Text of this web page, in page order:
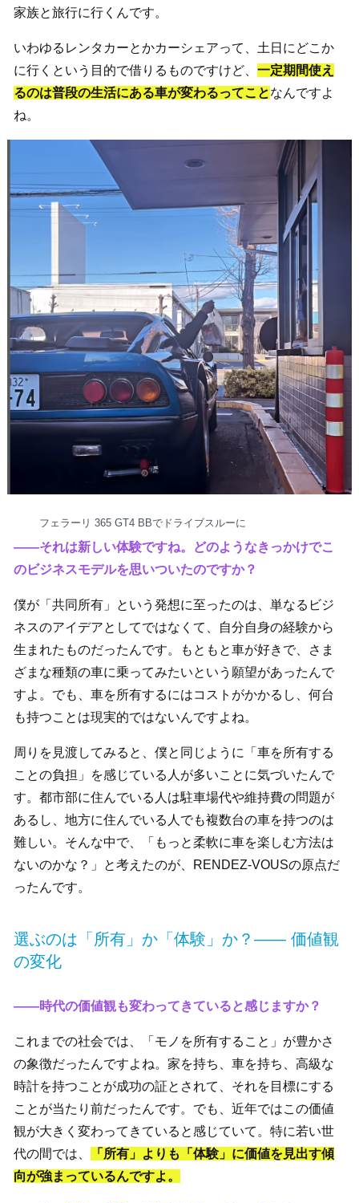
家族と旅行に行くんです。
いわゆるレンタカーとかカーシェアって、土日にどこか
に行くという目的で借りるものですけど、 一定期間使え
るのは普段の生活にある車が変わるってことなんですよ
ね。
フェラーリ 365 GT4 BBでドライブスルーに
――それは新しい体験ですね。どのようなきっかけでこ
のビジネスモデルを思いついたのですか？
僕が「共同所有」という発想に至ったのは、単なるビジ
ネスのアイデアとしてではなくて、自分自身の経験から
生まれたものだったんです。もともと車が好きで、さま
ざまな種類の車に乗ってみたいという願望があったんで
すよ。でも、車を所有するにはコストがかかるし、何台
も持つことは現実的ではないんですよね。
周りを見渡してみると、僕と同じように「車を所有する
ことの負担」を感じている人が多いことに気づいたんで
す。都市部に住んでいる人は駐車場代や維持費の問題が
あるし、地方に住んでいる人でも複数台の車を持つのは
難しい。そんな中で、「もっと柔軟に車を楽しむ方法は
ないのかな？」と考えたのが、RENDEZ-VOUSの原点だ
ったんです。
選ぶのは「所有」か「体験」か？―― 価値観
の変化
――時代の価値観も変わってきていると感じますか？
これまでの社会では、「モノを所有すること」が豊かさ
の象徴だったんですよね。家を持ち、車を持ち、高級な
時計を持つことが成功の証とされて、それを目標にする
ことが当たり前だったんです。でも、近年ではこの価値
観が大きく変わってきていると感じていて。特に若い世
代の間では、
「所有」よりも「体験」に価値を見出す傾
向が強まっているんですよ。